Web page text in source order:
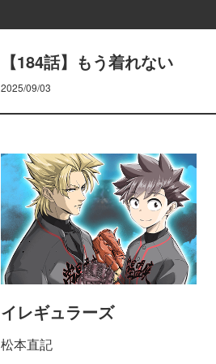
【184話】もう着れない
2025/09/03
イレギュラーズ
松本直記